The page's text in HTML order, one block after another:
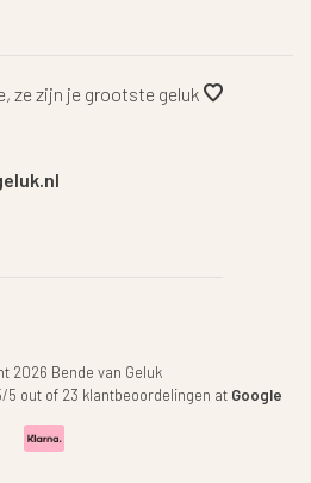
ze zijn je grootste geluk
2026 Bende van Geluk
/5 out of 23 klantbeoordelingen at Google